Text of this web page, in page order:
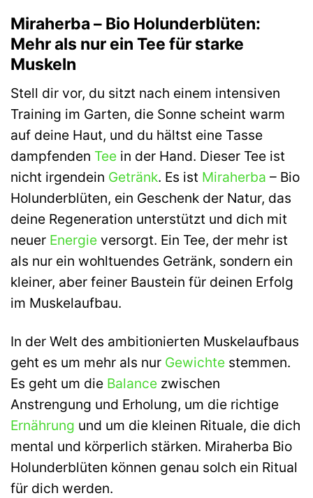
Miraherba – Bio Holunderblüten:
Mehr als nur ein Tee für starke
Muskeln
Stell dir vor, du sitzt nach einem intensiven
Training im Garten, die Sonne scheint warm
auf deine Haut, und du hältst eine Tasse
dampfenden Tee in der Hand. Dieser Tee ist
nicht irgendein Getränk. Es ist Miraherba – Bio
Holunderblüten, ein Geschenk der Natur, das
deine Regeneration unterstützt und dich mit
neuer Energie versorgt. Ein Tee, der mehr ist
als nur ein wohltuendes Getränk, sondern ein
kleiner, aber feiner Baustein für deinen Erfolg
im Muskelaufbau.
In der Welt des ambitionierten Muskelaufbaus
geht es um mehr als nur Gewichte stemmen.
Es geht um die Balance zwischen
Anstrengung und Erholung, um die richtige
Ernährung und um die kleinen Rituale, die dich
mental und körperlich stärken. Miraherba Bio
Holunderblüten können genau solch ein Ritual
für dich werden.